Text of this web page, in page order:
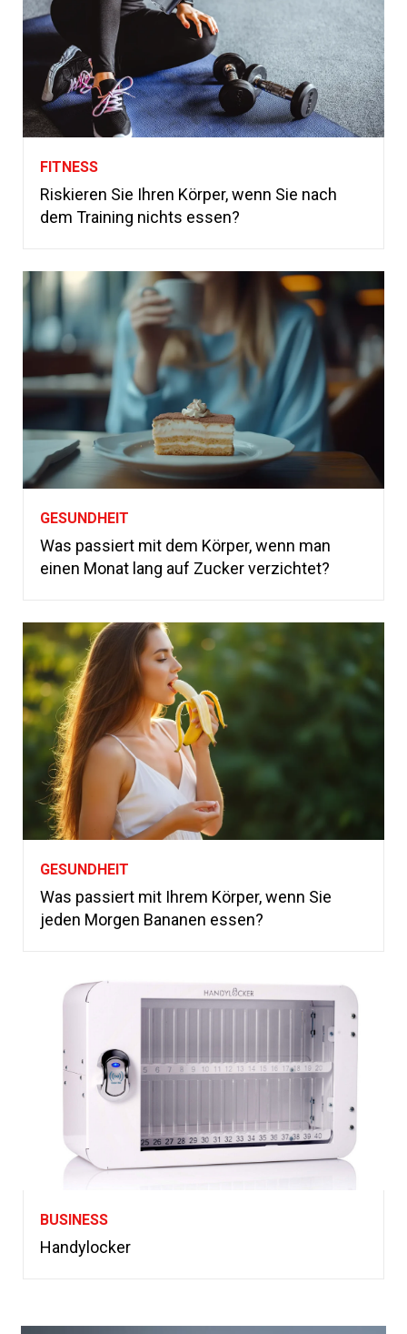
FITNESS
Riskieren Sie Ihren Körper, wenn Sie nach
dem Training nichts essen?
GESUNDHEIT
Was passiert mit dem Körper, wenn man
einen Monat lang auf Zucker verzichtet?
GESUNDHEIT
Was passiert mit Ihrem Körper, wenn Sie
jeden Morgen Bananen essen?
BUSINESS
Handylocker